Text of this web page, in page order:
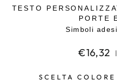
TESTO
PORTE
Simboli
Prezzo
listino
€16,32
SCELTA